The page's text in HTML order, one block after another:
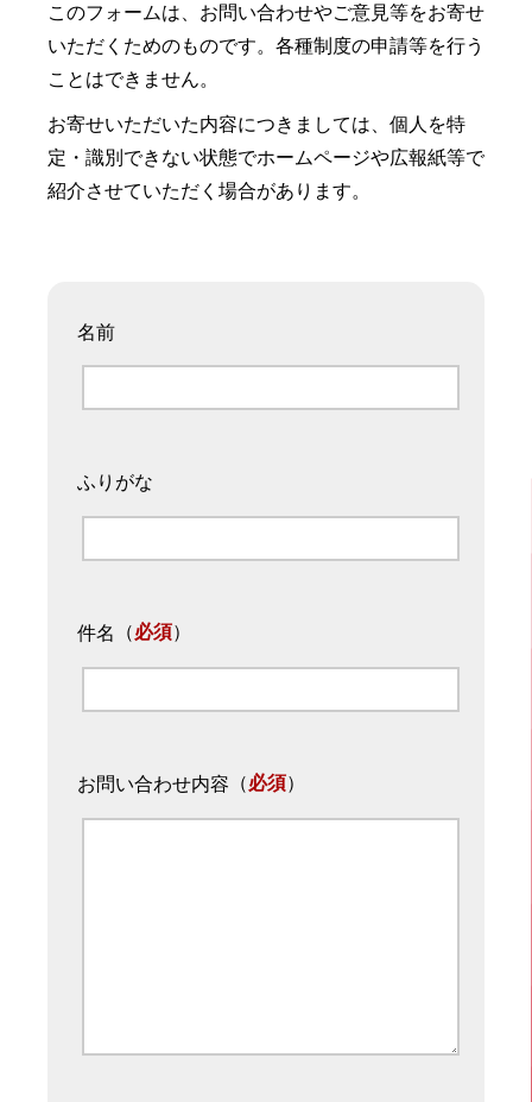
このフォームは、お問い合わせやご意見等をお寄せ
いただくためのものです。各種制度の申請等を行う
ことはできません。
お寄せいただいた内容につきましては、個人を特
定・識別できない状態でホームページや広報紙等で
紹介させていただく場合があります。
名前
ふりがな
件名 （必須）
お問い合わせ内容 （必須）